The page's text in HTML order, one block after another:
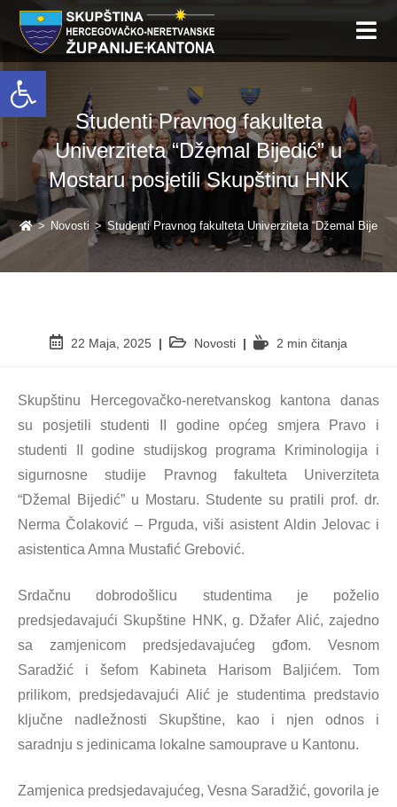
Open toolbar
Studenti Pravnog fakulteta
Univerziteta “Džemal Bijedić” u
Mostaru posjetili Skupštinu HNK
> Novosti > Studenti Pravnog fakulteta Univerziteta “Džemal
22 Maja, 2025 Novosti 2 min čitanja
Skupštinu Hercegovačko-neretvanskog kantona danas
su posjetili studenti II godine općeg smjera Pravo i
studenti II godine studijskog programa Kriminologija i
sigurnosne studije Pravnog fakulteta Univerziteta
“Džemal Bijedić” u Mostaru. Studente su pratili prof. dr.
Nerma Čolaković – Prguda, viši asistent Aldin Jelovac i
asistentica Amna Mustafić Grebović.
Srdačnu dobrodošlicu studentima je poželio
predsjedavajući Skupštine HNK, g. Džafer Alić, zajedno
sa zamjenicom predsjedavajućeg gđom. Vesnom
Saradžić i šefom Kabineta Harisom Baljićem. Tom
prilikom, predsjedavajući Alić je studentima predstavio
ključne nadležnosti Skupštine, kao i njen odnos i
saradnju s jedinicama lokalne samouprave u Kantonu.
Zamjenica predsjedavajućeg, Vesna Saradžić, govorila je